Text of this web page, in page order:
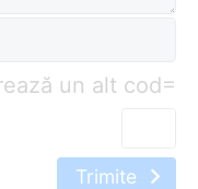
=
Trimite